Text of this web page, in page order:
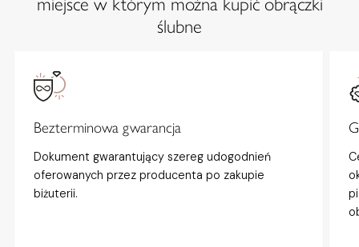
ślubne
Bezterminowa gwarancja
Dokument gwarantujący szereg udogodnień
oferowanych przez producenta po zakupie
biżuterii.